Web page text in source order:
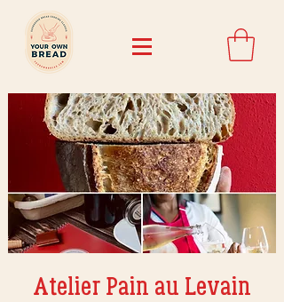
Atelier Pain au Levain